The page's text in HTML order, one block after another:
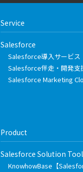
Service
Salesforce
Salesforce導入サービス
Salesforce伴走・開発支
Salesforce Marketing
Product
Salesforce Solution
KnowhowBase【